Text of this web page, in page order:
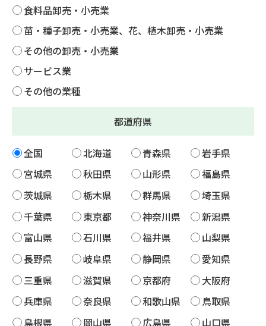
食料品卸売・小売業
苗・種子卸売・小売業、花、植木卸売・小売業
その他の卸売・小売業
サービス業
その他の業種
都道府県
全国 北海道 青森県
岩手県
宮城県
秋田県 山形県
福島県
茨城県
栃木県 群馬県
埼玉県
千葉県
東京都 神奈川県
新潟県
富山県
石川県 福井県
山梨県
長野県
岐阜県 静岡県
愛知県
三重県
滋賀県 京都府
大阪府
兵庫県
奈良県 和歌山県
鳥取県
島根県
岡山県 広島県
山口県